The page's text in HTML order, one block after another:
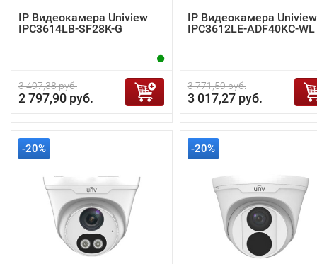
IP Видеокамера Uniview
IPC3614LB-SF28K-G
3 497,38 руб.
2 797,90 руб.
IP Видеокамера Uniview
IPC3612LE-ADF40KC-WL
3 771,59 руб.
3 017,27 руб.
-20% -20%